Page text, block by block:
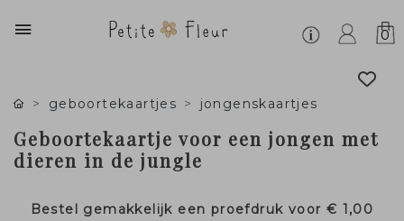
0
geboortekaartjes jongenskaartjes
Geboortekaartje voor een jongen met
dieren in de jungle
Bestel gemakkelijk een proefdruk voor € 1,00